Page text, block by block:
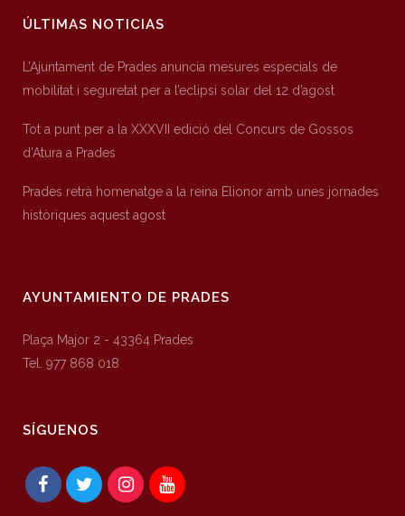
ÚLTIMAS NOTICIAS
L’Ajuntament de Prades anuncia mesures especials de
mobilitat i seguretat per a l’eclipsi solar del 12 d’agost
Tot a punt per a la XXXVII edició del Concurs de Gossos
d’Atura a Prades
Prades retrà homenatge a la reina Elionor amb unes jornades
històriques aquest agost
AYUNTAMIENTO DE PRADES
Plaça Major 2 - 43364 Prades
Tel. 977 868 018
SÍGUENOS